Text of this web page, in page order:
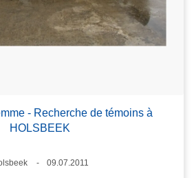
- Recherche de témoins à
HOLSBEEK
09.07.2011